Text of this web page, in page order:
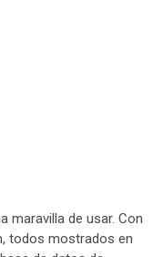
maravilla de usar. Con
todos mostrados en